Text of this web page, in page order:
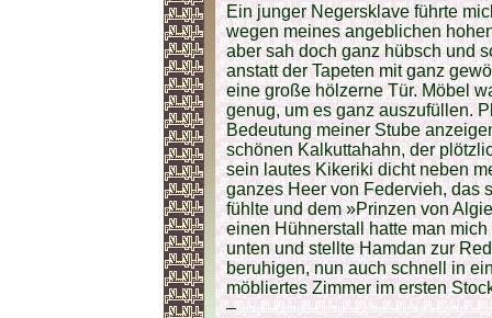
Ein junger Negersklave führte
wegen meines angeblichen
aber sah doch ganz hübsch und
anstatt der Tapeten mit ganz
eine große hölzerne Tür. Möbel
genug, um es ganz auszufüllen.
Bedeutung meiner Stube
schönen Kalkuttahahn, der
sein lautes Kikeriki dicht neben
ganzes Heer von Federvieh, das
fühlte und dem »Prinzen von
einen Hühnerstall hatte man
unten und stellte Hamdan zur
beruhigen, nun auch schnell in
möbliertes Zimmer im ersten
–